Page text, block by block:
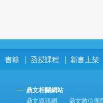
書籍 函授課程 新書上架
鼎文相關網站
鼎文資訊網
鼎文數位學